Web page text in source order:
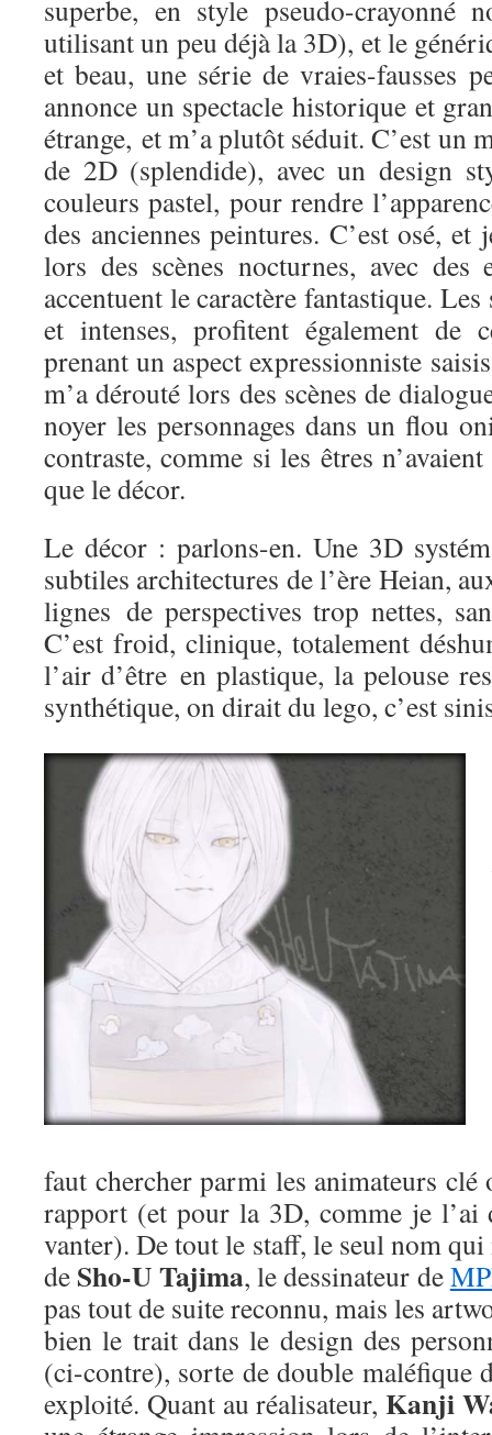
superbe, en style pseudo-crayonné
utilisant un peu déjà la 3D), et le
et beau, une série de vraies-fausses
annonce un spectacle historique et
étrange, et m’a plutôt séduit. C’est un
de 2D (splendide), avec un design
couleurs pastel, pour rendre
des anciennes peintures. C’est osé, et
lors des scènes nocturnes, avec
accentuent le caractère fantastique. Les
et intenses, profitent également de
prenant un aspect expressionniste
m’a dérouté lors des scènes de
noyer les personnages dans un flou
contraste, comme si les êtres
que le décor.
Le décor : parlons-en. Une 3D
subtiles architectures de l’ère Heian,
lignes de perspectives trop nettes,
C’est froid, clinique, totalement
l’air d’être en plastique, la pelouse
synthétique, on dirait du lego, c’est
faut chercher parmi les animateurs
rapport (et pour la 3D, comme je l’ai
vanter). De tout le staff, le seul nom
de Sho-U Tajima, le dessinateur de
pas tout de suite reconnu, mais les
bien le trait dans le design des
(ci-contre), sorte de double maléfique
exploité. Quant au réalisateur, Kanji